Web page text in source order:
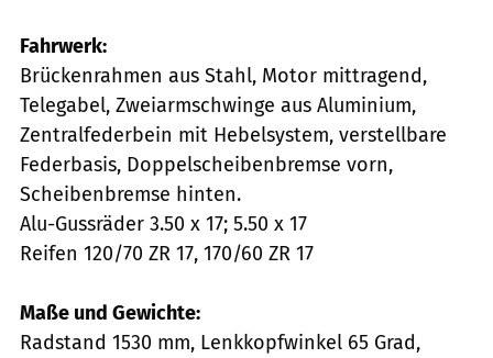
Fahrwerk:
Brückenrahmen aus Stahl, Motor mittragend,
Telegabel, Zweiarmschwinge aus Aluminium,
Zentralfederbein mit Hebelsystem, verstellbare
Federbasis, Doppelscheibenbremse vorn,
Scheibenbremse hinten.
Alu-Gussräder 3.50 x 17; 5.50 x 17
Reifen 120/70 ZR 17, 170/60 ZR 17
Maße und Gewichte:
Radstand 1530 mm, Lenkkopfwinkel 65 Grad,